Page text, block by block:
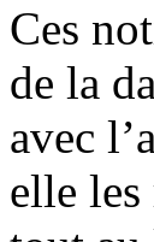
Ces
de la
avec
elle